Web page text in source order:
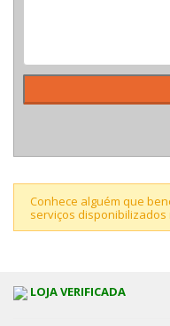
Conhece alguém que
serviços disponibilizados
LOJA VERIFICADA